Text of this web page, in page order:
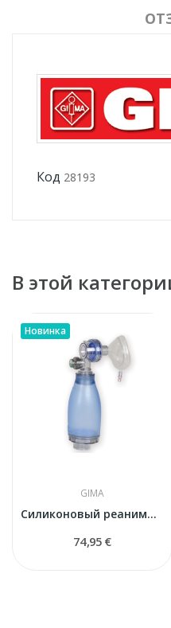
Код 28193
В этой
Новинка
GIMA
Силиконовый реанимационный мешок GIMA с маской...
74,95 €